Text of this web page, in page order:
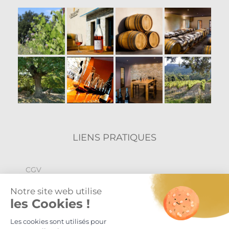
LIENS PRATIQUES
CGV
Politique de confidentialité